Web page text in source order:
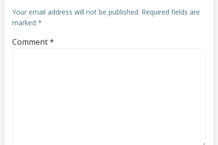
Your email address will not be published. Required fields are
marked *
Comment*